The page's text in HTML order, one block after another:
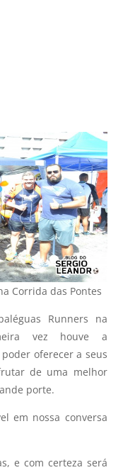
Corrida das Pontes
Runners na
vez houve a
oferecer a seus
de uma melhor
porte.
em nossa conversa
e com certeza será